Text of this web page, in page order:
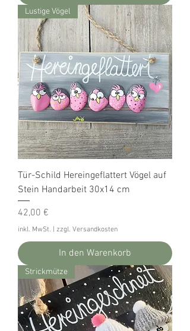
Lustige Vögel
Tür-Schild Hereingeflattert Vögel auf
Stein Handarbeit 30x14 cm
Preis
42,00 €
inkl. MwSt. zzgl. Versandkosten
In den Warenkorb
Strickmütze